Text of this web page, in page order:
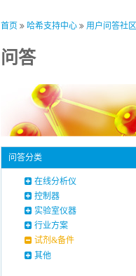
首页 哈希支持中心 用户问答社区
问答
问答分类
在线分析仪
控制器
实验室仪器
行业方案
试剂&备件
其他